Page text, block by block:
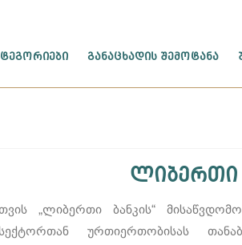
ᲒᲐᲜᲐᲪᲮᲐᲓᲘᲡ ᲨᲔᲛᲝᲢᲐᲜᲐ
ლიბერთი
„ლიბერთი ბანკის“
ურთიერთობისას